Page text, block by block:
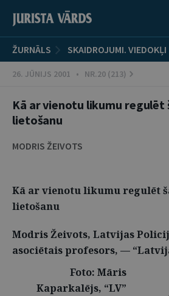
ŽURNĀLS SKAIDROJUMI. VIEDOKĻI
26. JŪNIJS 2001 • NR.20 (213)
Kā ar vienotu likumu regulēt
lietošanu
MODRIS ŽEIVOTS
Kā ar vienotu likumu regulēt
lietošanu
Modris Žeivots, Latvijas
asociētais profesors, —
Foto: Māris
Kaparkalējs, “LV”